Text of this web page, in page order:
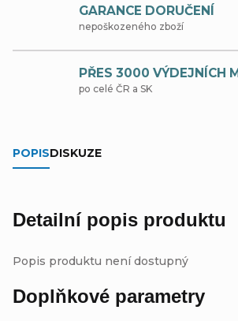
GARANCE DORUČENÍ
nepoškozeného zboží
PŘES 3000 VÝDEJNÍCH
po celé ČR a SK
POPISDISKUZE
Detailní popis produktu
Popis produktu není dostupný
Doplňkové parametry